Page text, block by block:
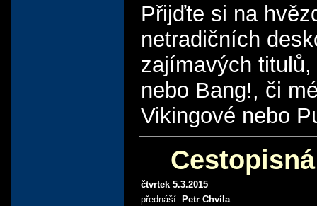
Přijďte si na
netradičních
zajímavých
nebo Bang!, či
Vikingové nebo
čtvrtek 5.3.2015
přednáší: Petr Chvíla